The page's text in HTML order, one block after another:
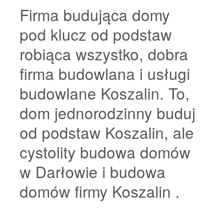
Firma budująca domy
pod klucz od podstaw
robiąca wszystko, dobra
firma budowlana i usługi
budowlane Koszalin. To,
dom jednorodzinny buduj
od podstaw Koszalin, ale
cystolity budowa domów
w Darłowie i budowa
domów firmy Koszalin .